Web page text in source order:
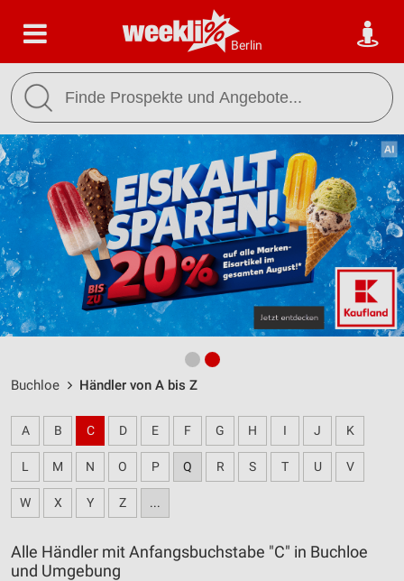
Berlin
Buchloe Händler von A bis Z
A B C D E F G H I J K
L M N O P Q R S T U V
W X Y Z ...
Alle Händler mit Anfangsbuchstabe "C" in Buchloe
und Umgebung